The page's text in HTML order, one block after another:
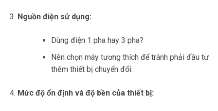
Nguồn điện sử dụng:
Dùng điện 1 pha hay 3 pha?
Nên chọn máy tương thích để tránh phải đầu tư
thêm thiết bị chuyển đổi.
Mức độ ổn định và độ bền của thiết bị: